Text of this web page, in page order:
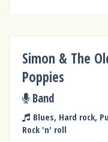
Simon & The
Poppies
Band
Blues, Hard rock,
Rock 'n' roll